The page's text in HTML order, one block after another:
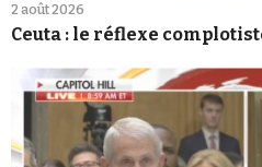
2 août 2026
Ceuta : le réflexe